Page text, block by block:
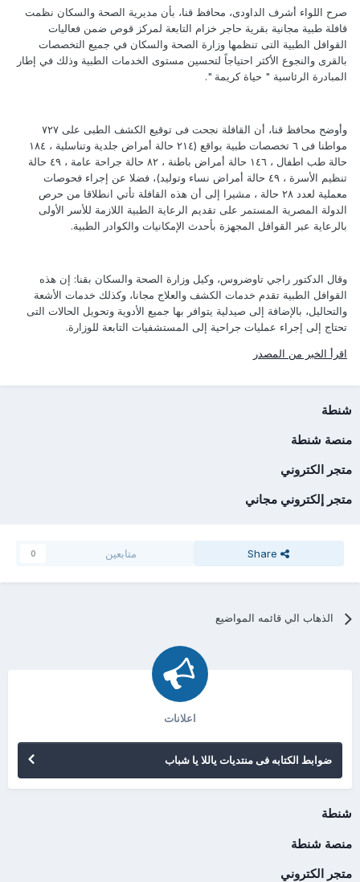
صرح اللواء أشرف الداودى، محافظ قنا، بأن مديرية الصحة والسكان نظمت
قافلة طبية مجانية بقرية حاجر خزام التابعة لمركز قوص ضمن فعاليات
القوافل الطبية التى تنظمها وزارة الصحة والسكان في جميع التخصصات
بالقرى والنجوع الأكثر احتياجاً لتحسين مستوى الخدمات الطبية وذلك في إطار
المبادرة الرئاسية " حياة كريمة ".
وأوضح محافظ قنا، أن القافلة نجحت فى توقيع الكشف الطبى على ٧٢٧
مواطنا فى ٦ تخصصات طبية بواقع (٢١٤ حالة أمراض جلدية وتناسلية ، ١٨٤
حالة طب اطفال ، ١٤٦ حالة أمراض باطنة ، ٨٢ حالة جراحة عامة ، ٤٩ حالة
تنظيم الأسرة ، ٤٩ حالة أمراض نساء وتوليد)، فضلا عن إجراء فحوصات
معملية لعدد ٢٨ حالة ، مشيرا إلى أن هذه القافلة تأتي انطلاقا من حرص
الدولة المصرية المستمر على تقديم الرعاية الطبية اللازمة للأسر الأولى
بالرعاية عبر القوافل المجهزة بأحدث الإمكانيات والكوادر الطبية.
وقال الدكتور راجي تاوضروس، وكيل وزارة الصحة والسكان بقنا: إن هذه
القوافل الطبية تقدم خدمات الكشف والعلاج مجانا، وكذلك خدمات الأشعة
والتحاليل، بالإضافة إلى صيدلية يتوافر بها جميع الأدوية وتحويل الحالات التى
تحتاج إلى إجراء عمليات جراحية إلى المستشفيات التابعة للوزارة.
اقرأ الخبر من المصدر
شنطة
منصة شنطة
متجر الكتروني
متجر إلكتروني مجاني
Share متابعين 0
الذهاب الي قائمه المواضيع
اعلانات
ضوابط الكتابه فى منتديات ياللا يا شباب
شنطة
منصة شنطة
متجر الكتروني